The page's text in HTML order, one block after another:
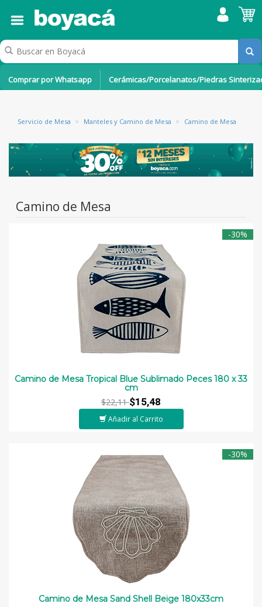
Comprar por Whatsapp Cerámicas/Porcelanatos/Piedras
Servicio de Mesa > Manteles y Camino de Mesa > Camino de Mesa
Camino de Mesa
-30%
Camino de Mesa Tropical Blue Sublimado Peces 180 x 33
cm
$22,11$15,48
Añadir al Carrito
-30%
Camino de Mesa Sand Shell Beige 180x33cm